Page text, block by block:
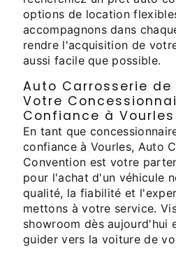
options de location
accompagnons dans
rendre l'acquisition de
aussi facile que possible.
Auto Carrosserie
Votre
Confiance à Vourles
En tant que
confiance à Vourles, Auto
Convention est votre
pour l'achat d'un véhicule
qualité, la fiabilité et
mettons à votre service.
showroom dès aujourd'hui
guider vers la voiture de